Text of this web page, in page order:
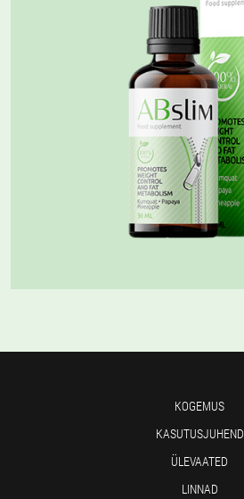
KOGEMUS
KASUTUSJUHEND
ÜLEVAATED
LINNAD